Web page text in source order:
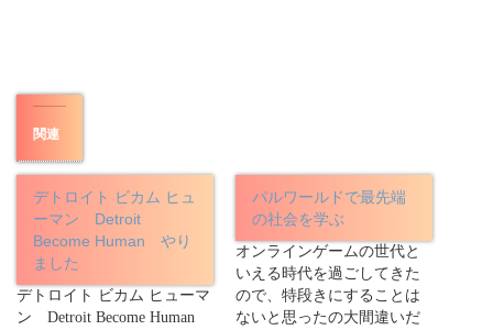
関連
デトロイト ビカム ヒュ
ーマン Detroit
Become Human やり
ました
デトロイト ビカム ヒューマ
ン Detroit Become Human
パルワールドで最先端
の社会を学ぶ
オンラインゲームの世代と
いえる時代を過ごしてきた
ので、特段きにすることは
ないと思ったの大間違いだ